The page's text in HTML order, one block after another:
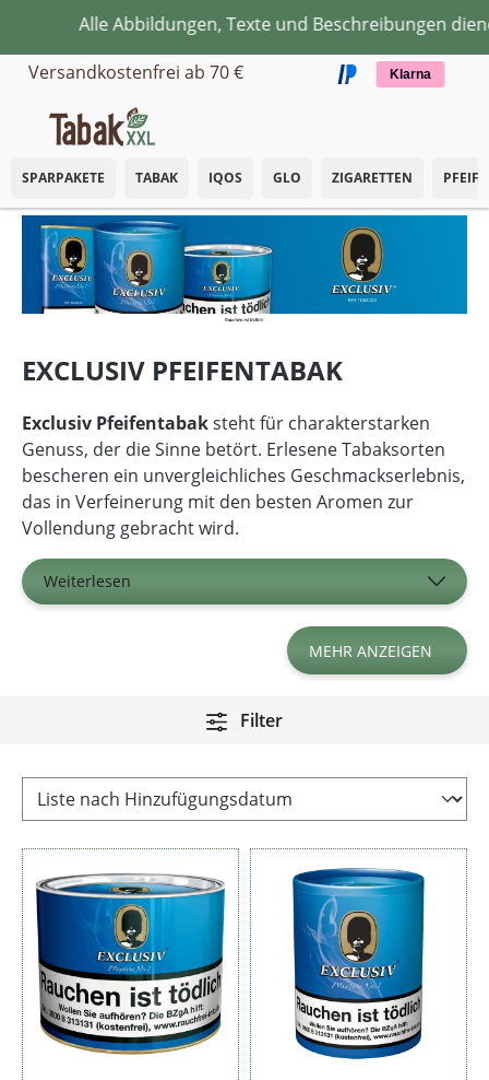
Zum Hauptinhalt springen
Alle Abbildungen, Texte und Beschreibungen dienen
Versandkostenfrei ab 70 €
Klarna
SPARPAKETE TABAK IQOS GLO ZIGARETTEN
EXCLUSIV PFEIFENTABAK
Exclusiv Pfeifentabaksteht für charakterstarken
Genuss, der die Sinne betört. Erlesene Tabaksorten
bescheren ein unvergleichliches Geschmackserlebnis,
das in Verfeinerung mit den besten Aromen zur
Vollendung gebracht wird.
Weiterlesen
MEHR ANZEIGEN
Filter